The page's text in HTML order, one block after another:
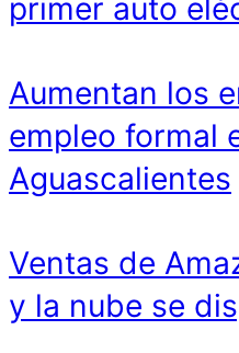
primer auto
Aumentan los
empleo formal
Aguascalientes
Ventas de
y la nube se